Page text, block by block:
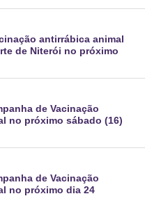
antirrábica animal
de Niterói no próximo
de Vacinação
no próximo sábado (16)
de Vacinação
no próximo dia 24